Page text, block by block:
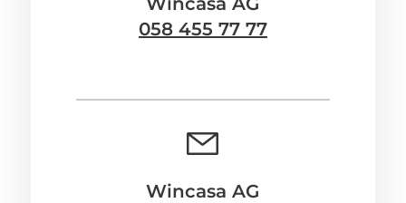
058 455 77 77
Wincasa AG